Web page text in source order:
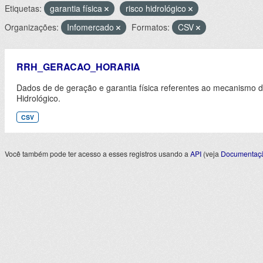
Etiquetas: garantia física
risco hidrológico
Organizações:
Infomercado Formatos: CSV
RRH_GERACAO_HORARIA
Dados de de geração e garantia física referentes ao mecanismo
Hidrológico.
CSV
Você também pode ter acesso a esses registros usando a API (veja